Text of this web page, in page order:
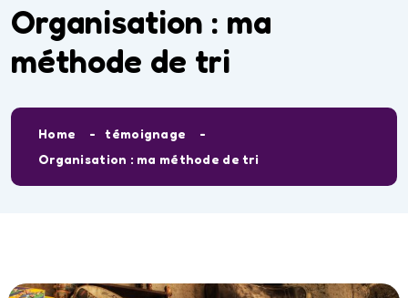
Organisation : ma
méthode de tri
Home
témoignage
Organisation : ma méthode de tri